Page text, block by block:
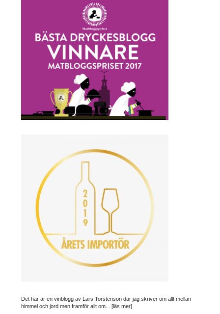
Det här är en vinblogg av Lars Torstenson där jag skriver om allt mellan
himmel och jord men framför allt om... [läs mer]